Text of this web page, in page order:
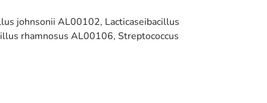
johnsonii AL00102, Lacticaseibacillus
rhamnosus AL00106, Streptococcus